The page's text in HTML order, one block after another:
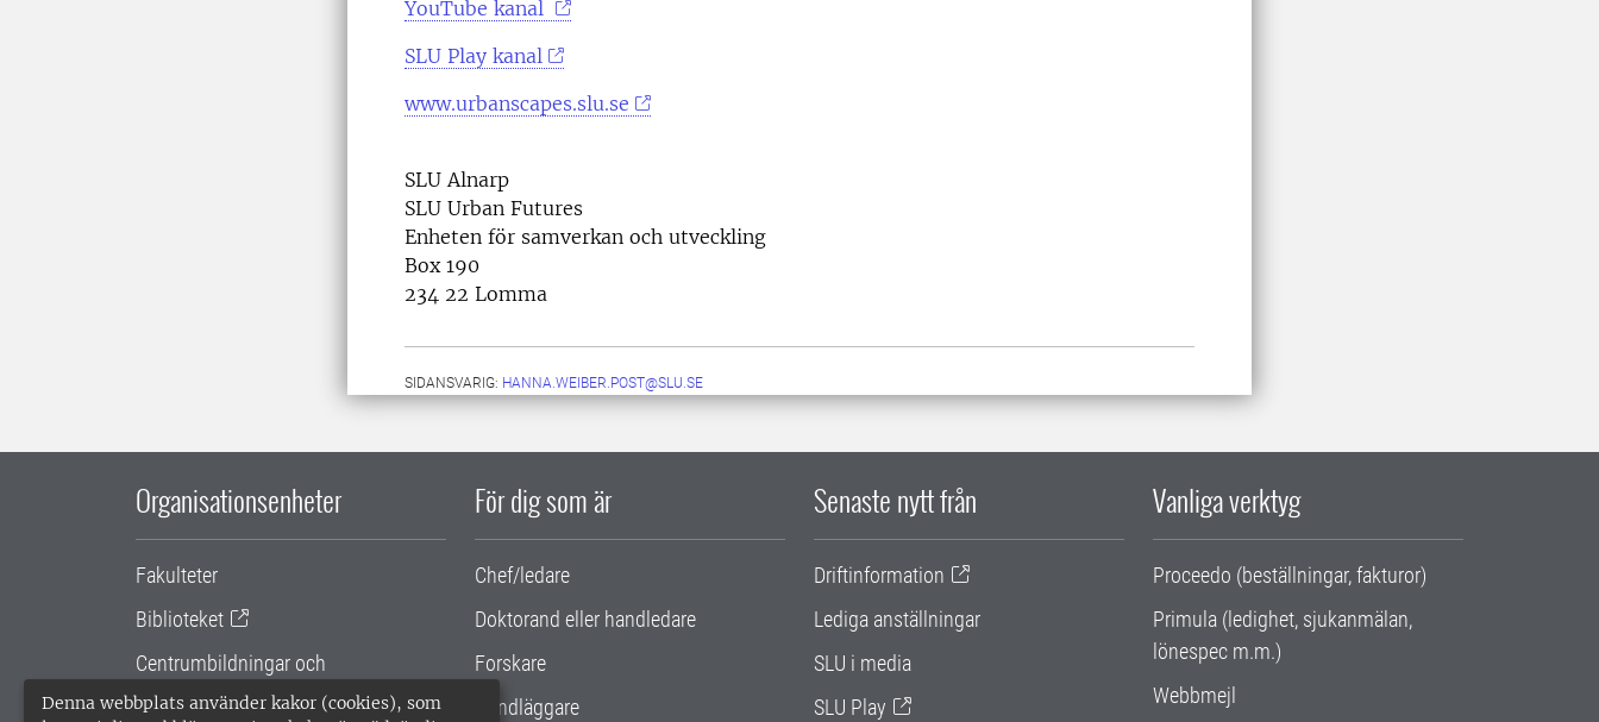
Denna webbplats använder kakor (cookies), som
YouTube kanal
SLU Play kanal
www.urbanscapes.slu.se
SLU Alnarp
SLU Urban Futures
Enheten för samverkan och utveckling
Box 190
234 22 Lomma
SIDANSVARIG: HANNA.WEIBER.POST@SLU.SE
Organisationsenheter
Fakulteter
Biblioteket
Centrumbildningar och
samarbetsprojekt
För dig som är
Chef/ledare
Doktorand eller handledare
Forskare
Handläggare
Senaste nytt från
Driftinformation
Lediga anställningar
SLU i media
SLU Play
Vanliga verktyg
Proceedo (beställningar, fakturor)
Primula (ledighet, sjukanmälan,
lönespec m.m.)
Webbmejl